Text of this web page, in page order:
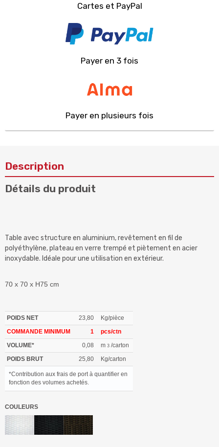
Cartes et PayPal
Payer en 3 fois
Payer en plusieurs fois
Description
Détails du produit
Table avec structure en aluminium, revêtement en fil de
polyéthylène, plateau en verre trempé et piètement en acier
inoxydable. Idéale pour une utilisation en extérieur.
70 x 70 x H75 cm
*Contribution aux frais de port à quantifier en
fonction des volumes achetés.
POIDS NET 23,80
Kg/pièce
COMMANDE MINIMUM
1
pcs/ctn
VOLUME*
0,08 m 3 /carton
POIDS BRUT
25,80 Kg/carton
COULEURS